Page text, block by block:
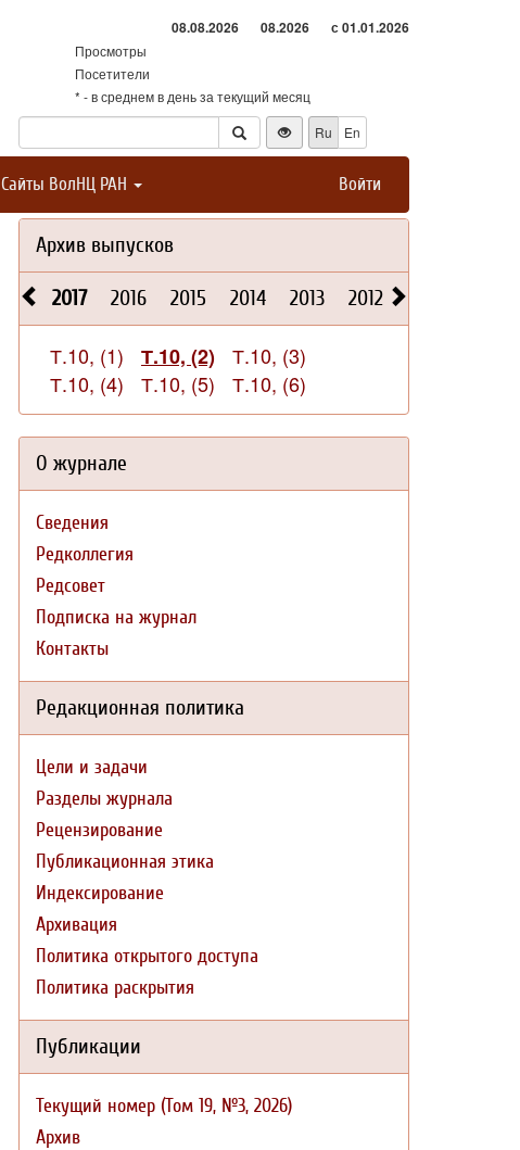
08.08.2026 08.2026 с 01.01.2026
Просмотры
Посетители
* - в среднем в день за текущий месяц
Ru
En
Сайты ВолНЦ РАН Войти
Архив выпусков
2017 2016 2015 2014 2013 2012
Т.10, (1) Т.10, (2)
Т.10, (3)
Т.10, (4)
Т.10, (5) Т.10, (6)
О журнале
Сведения
Редколлегия
Редсовет
Подписка на журнал
Контакты
Редакционная политика
Цели и задачи
Разделы журнала
Рецензирование
Публикационная этика
Индексирование
Архивация
Политика открытого доступа
Политика раскрытия
Публикации
Текущий номер (Том 19, №3, 2026)
Архив